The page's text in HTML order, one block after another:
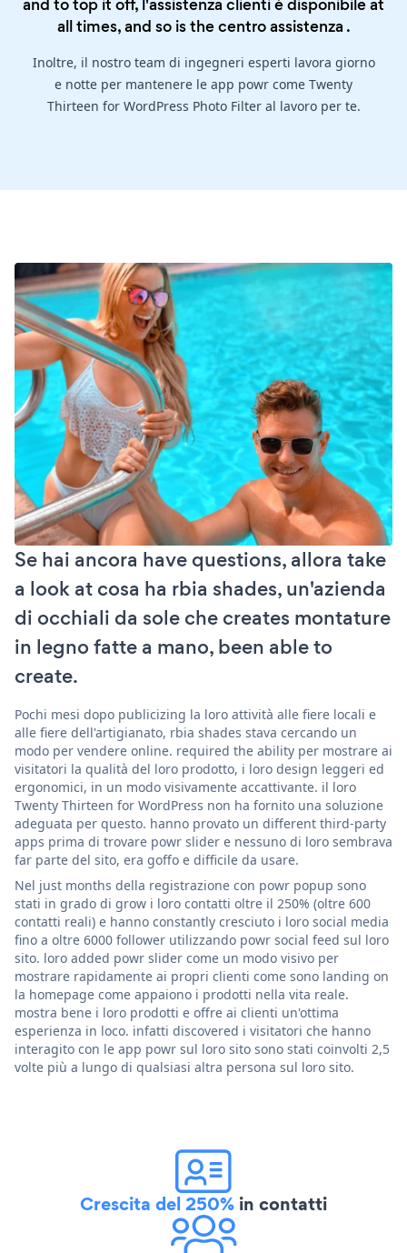
all times, and so is thecentro assistenza .
Inoltre, il nostro team di ingegneri esperti lavora giorno
e notte per mantenere le app powr come Twenty
Thirteen for WordPress Photo Filter al lavoro per te.
Se hai ancora have questions, allora take
a look at cosa ha rbia shades, un'azienda
di occhiali da sole che creates montature
in legno fatte a mano, been able to
create.
Pochi mesi dopo publicizing la loro attività alle fiere locali e
alle fiere dell'artigianato, rbia shades stava cercando un
modo per vendere online. required the ability per mostrare ai
visitatori la qualità del loro prodotto, i loro design leggeri ed
ergonomici, in un modo visivamente accattivante. il loro
Twenty Thirteen for WordPress non ha fornito una soluzione
adeguata per questo. hanno provato un different third-party
apps prima di trovare powr slider e nessuno di loro sembrava
far parte del sito, era goffo e difficile da usare.
Nel just months della registrazione con powr popup sono
stati in grado di grow i loro contatti oltre il 250% (oltre 600
contatti reali) e hanno constantly cresciuto i loro social media
fino a oltre 6000 follower utilizzando powr social feed sul loro
sito. loro added powr slider come un modo visivo per
mostrare rapidamente ai propri clienti come sono landing on
la homepage come appaiono i prodotti nella vita reale.
mostra bene i loro prodotti e offre ai clienti un'ottima
esperienza in loco. infatti discovered i visitatori che hanno
interagito con le app powr sul loro sito sono stati coinvolti 2,5
volte più a lungo di qualsiasi altra persona sul loro sito.
Crescita del 250% in contatti